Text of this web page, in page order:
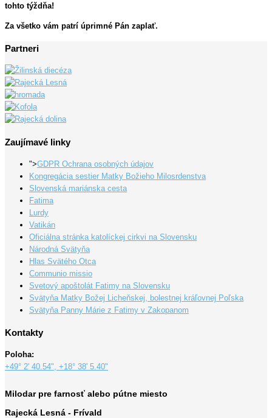
tohto týždňa!
Za všetko vám patrí úprimné Pán zaplať.
Partneri
Zaujímavé linky
">GDPR Ochrana osobných údajov
Kongregácia sestier Matky Božieho Milosrdenstva
Slovenská mariánska cesta
Fatima
Lurdy
Vatikán
Oficiálna stránka katolíckej cirkvi na Slovensku
Národná Svätyňa
Hlas Svätého Otca
Communio missio
Svetový apoštolát Fatimy na Slovensku
Svätyňa Matky Božej Licheňskej, bolestnej kráľovnej Poľska
Svätyňa Panny Márie z Fatimy v Zakopanom
Kontakty
Poloha:
+49° 2' 40.54", +18° 38' 5.40"
Milodar pre farnosť alebo pútne miesto
Rajecká Lesná - Frívald